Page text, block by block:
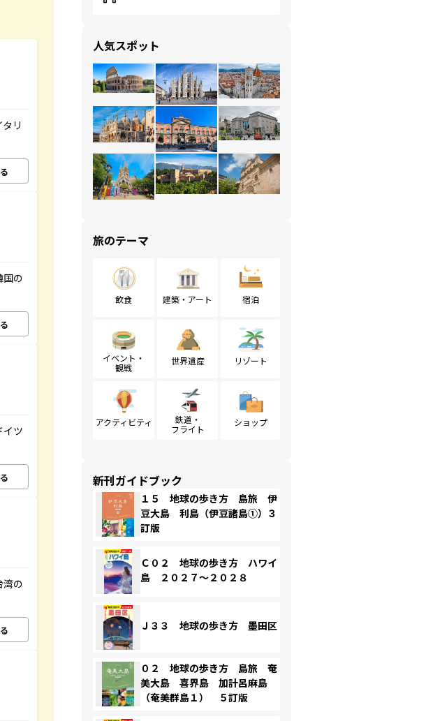
リ
国の
イツ
湾の
人気スポット
旅のテーマ
飲食 建築・アート 宿泊
イベント・
観戦
世界遺産 リゾート
アクティビティ
鉄道・
フライト
ショップ
新刊ガイドブック
１５ 地球の歩き方 島旅 伊
豆大島 利島（伊豆諸島①）３
訂版
Ｃ０２ 地球の歩き方 ハワイ
島 ２０２７～２０２８
Ｊ３３ 地球の歩き方 墨田区
０２ 地球の歩き方 島旅 奄
美大島 喜界島 加計呂麻島
（奄美群島１） ５訂版